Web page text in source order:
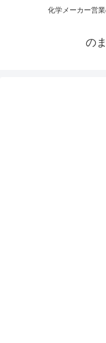
化学メーカー営
の